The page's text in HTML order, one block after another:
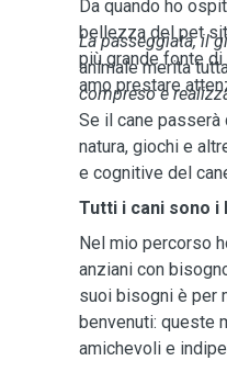
Da quando ho
bellezza del pet
più grande fonte
amo prestare
La passeggiata, il
animale merita
compreso e
Se il cane passerà
natura, giochi e
e cognitive del
Tutti i cani sono i
Nel mio percorso
anziani con
suoi bisogni è per
benvenuti: queste
amichevoli e